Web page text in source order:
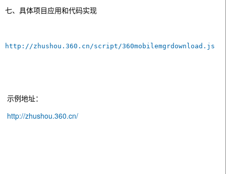
七、具体项目应用和代码实现
http://zhushou.360.cn/script/360mobilemgrdownload.js
示例地址：
http://zhushou.360.cn/